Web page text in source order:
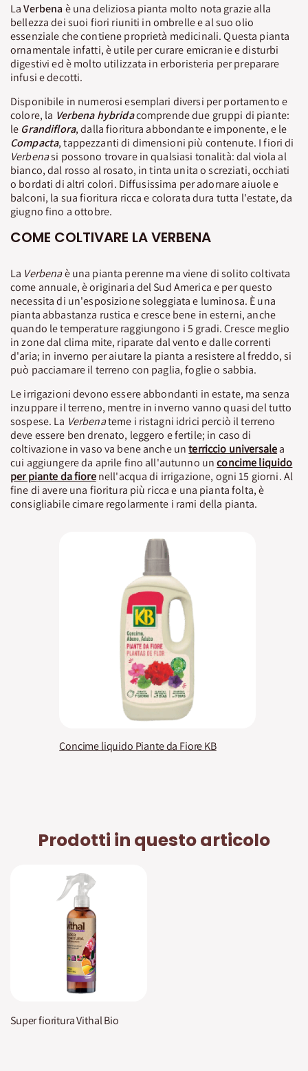
LaVerbena è una deliziosa pianta molto nota grazie alla
bellezza dei suoi fiori riuniti in ombrelle e al suo olio
essenziale che contiene proprietà medicinali. Questa pianta
ornamentale infatti, è utile per curare emicranie e disturbi
digestivi ed è molto utilizzata in erboristeria per preparare
infusi e decotti.
Disponibile in numerosi esemplari diversi per portamento e
colore, la Verbena hybridacomprende due gruppi di piante:
leGrandiflora, dalla fioritura abbondante e imponente, e le
Compacta, tappezzanti di dimensioni più contenute. I fiori di
Verbenasi possono trovare in qualsiasi tonalità: dal viola al
bianco, dal rosso al rosato, in tinta unita o screziati, occhiati
o bordati di altri colori. Diffusissima per adornare aiuole e
balconi, la sua fioritura ricca e colorata dura tutta l'estate, da
giugno fino a ottobre.
COME COLTIVARE LA VERBENA
La Verbenaè una pianta perenne ma viene di solito coltivata
come annuale, è originaria del Sud America e per questo
necessita di un'esposizione soleggiata e luminosa. È una
pianta abbastanza rustica e cresce bene in esterni, anche
quando le temperature raggiungono i 5 gradi. Cresce meglio
in zone dal clima mite, riparate dal vento e dalle correnti
d'aria; in inverno per aiutare la pianta a resistere al freddo, si
può pacciamare il terreno con paglia, foglie o sabbia.
Le irrigazioni devono essere abbondanti in estate, ma senza
inzuppare il terreno, mentre in inverno vanno quasi del tutto
sospese. La Verbenateme i ristagni idrici perciò il terreno
deve essere ben drenato, leggero e fertile; in caso di
coltivazione in vaso va bene anche unterriccio universalea
cui aggiungere da aprile fino all'autunno unconcime liquido
per piante da fiorenell'acqua di irrigazione, ogni 15 giorni. Al
fine di avere una fioritura più ricca e una pianta folta, è
consigliabile cimare regolarmente i rami della pianta.
Concime liquido Piante da Fiore KB
Prodotti in questo articolo
Super fioritura Vithal Bio